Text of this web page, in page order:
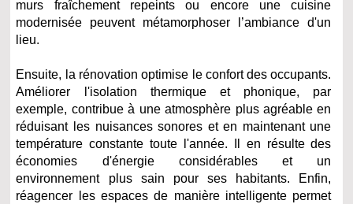
murs fraîchement repeints ou encore une cuisine
modernisée peuvent métamorphoser l’ambiance d'un
lieu.
Ensuite, la rénovation optimise le confort des occupants.
Améliorer l'isolation thermique et phonique, par
exemple, contribue à une atmosphère plus agréable en
réduisant les nuisances sonores et en maintenant une
température constante toute l'année. Il en résulte des
économies d'énergie considérables et un
environnement plus sain pour ses habitants. Enfin,
réagencer les espaces de manière intelligente permet